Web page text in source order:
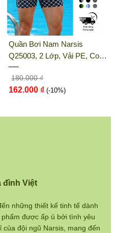
dan-mua-hang
Quần Bơi Nam Narsis
Q25003, 2 Lớp, Vải PE, Co
Giãn 4 Chiều, Nhanh Khô
180.000 ₫
162.000 ₫ (-10%)
những thiết kế tinh tế dành
được ấp ủ bởi tình yêu
đội ngũ Narsis, mang đến
đình Việt